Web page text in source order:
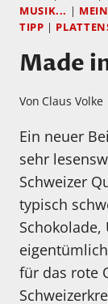
MUSIK... |
TIPP |
Made
Von Claus Volke
Ein neuer
sehr
Schweizer
typisch
Schokolade,
für das rote